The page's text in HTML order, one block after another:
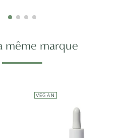
même marque
VEGAN